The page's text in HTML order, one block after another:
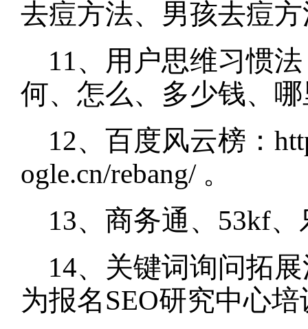
去痘方法、男孩去
11、用户思维习惯
何、怎么、多少钱
12、百度风云榜：
ogle.cn/rebang/ 。
13、商务通、53kf
14、关键词询问拓
为报名SEO研究中心